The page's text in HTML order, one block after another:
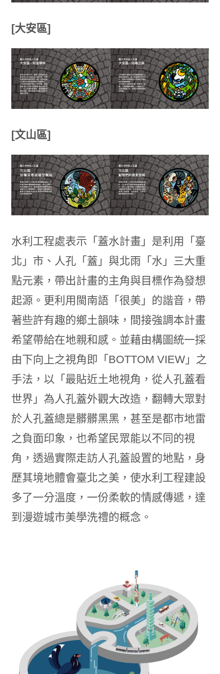
[大安區]
[文山區]
水利工程處表示「蓋水計畫」是利用「臺
北」市、人孔「蓋」與北雨「水」三大重
點元素，帶出計畫的主角與目標作為發想
起源。更利用閩南語「很美」的諧音，帶
著些許有趣的鄉土韻味，間接強調本計畫
希望帶給在地親和感。並藉由構圖統一採
由下向上之視角即「BOTTOM VIEW」之
手法，以「最貼近土地視角，從人孔蓋看
世界」為人孔蓋外觀大改造，翻轉大眾對
於人孔蓋總是髒髒黑黑，甚至是都市地雷
之負面印象，也希望民眾能以不同的視
角，透過實際走訪人孔蓋設置的地點，身
歷其境地體會臺北之美，使水利工程建設
多了一分溫度，一份柔軟的情感傳遞，達
到漫遊城市美學洗禮的概念。